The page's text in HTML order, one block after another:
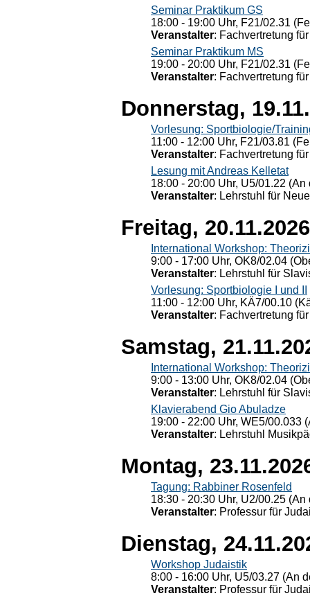
Seminar Praktikum GS
18:00 - 19:00 Uhr, F21/02.31
Veranstalter: Fachvertretung
Seminar Praktikum MS
19:00 - 20:00 Uhr, F21/02.31
Veranstalter: Fachvertretung
Donnerstag,
Vorlesung: Sportbiologie/
11:00 - 12:00 Uhr, F21/03.81
Veranstalter: Fachvertretung
Lesung mit Andreas Kelletat
18:00 - 20:00 Uhr, U5/01.22
Veranstalter: Lehrstuhl für
Freitag, 20.11.2026
International Workshop:
9:00 - 17:00 Uhr, OK8/02.04
Veranstalter: Lehrstuhl für
Vorlesung: Sportbiologie I und II
11:00 - 12:00 Uhr, KÄ7/00.10
Veranstalter: Fachvertretung
Samstag,
International Workshop:
9:00 - 13:00 Uhr, OK8/02.04
Veranstalter: Lehrstuhl für
Klavierabend Gio Abuladze
19:00 - 22:00 Uhr, WE5/00.033
Veranstalter: Lehrstuhl
Montag,
Tagung: Rabbiner Rosenfeld
18:30 - 20:30 Uhr, U2/00.25
Veranstalter: Professur für
Dienstag,
Workshop Judaistik
8:00 - 16:00 Uhr, U5/03.27 (An
Veranstalter: Professur für